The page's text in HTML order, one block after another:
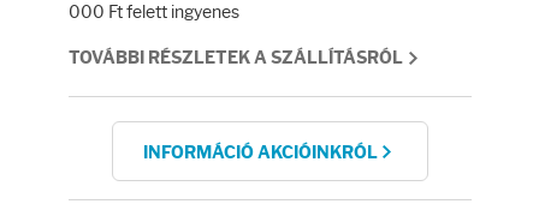
000 Ft felett ingyenes
TOVÁBBI RÉSZLETEK A SZÁLLÍTÁSRÓL
INFORMÁCIÓ AKCIÓINKRÓL
Napozás után
AZ ÖSSZES TERMÉK